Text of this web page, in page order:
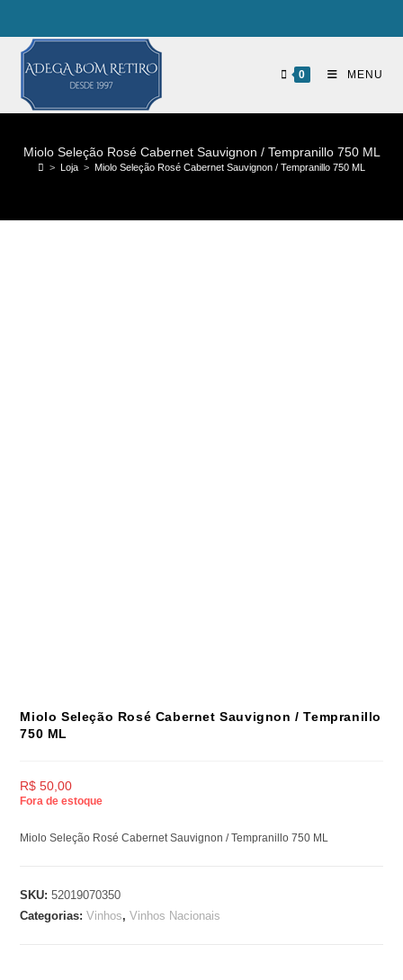
0 MENU
Miolo Seleção Rosé Cabernet Sauvignon / Tempranillo 750 ML
> Loja > Miolo Seleção Rosé Cabernet Sauvignon / Tempranillo 750 ML
Miolo Seleção Rosé Cabernet Sauvignon / Tempranillo
750 ML
R$ 50,00
Fora de estoque
Miolo Seleção Rosé Cabernet Sauvignon / Tempranillo 750 ML
SKU:52019070350
Categorias:Vinhos,Vinhos Nacionais